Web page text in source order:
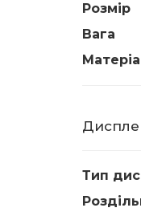
Розмір
Вага
Тип